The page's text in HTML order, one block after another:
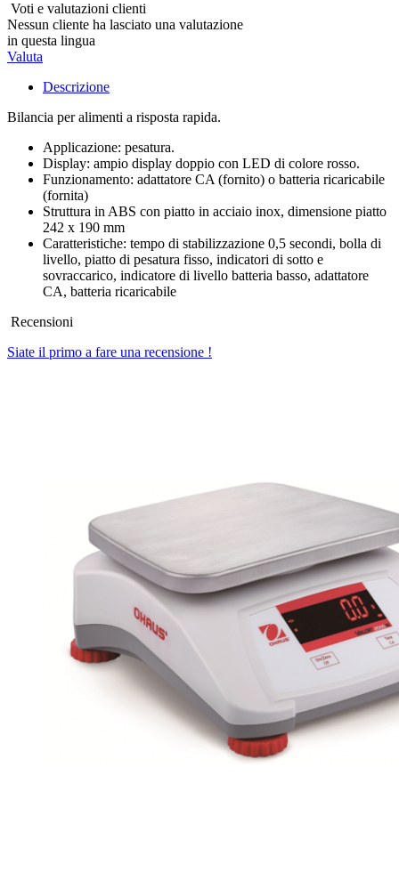
Voti e valutazioni clienti
Nessun cliente ha lasciato una valutazione
in questa lingua
Valuta
Descrizione
Bilancia per alimenti a risposta rapida.
Applicazione: pesatura.
Display: ampio display doppio con LED di colore rosso.
Funzionamento: adattatore CA (fornito) o batteria ricaricabile
(fornita)
Struttura in ABS con piatto in acciaio inox, dimensione piatto
242 x 190 mm
Caratteristiche: tempo di stabilizzazione 0,5 secondi, bolla di
livello, piatto di pesatura fisso, indicatori di sotto e
sovraccarico, indicatore di livello batteria basso, adattatore
CA, batteria ricaricabile
Recensioni
Siate il primo a fare una recensione !